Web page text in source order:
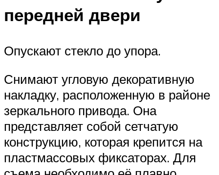
передней двери
Опускают стекло до упора.
Снимают угловую декоративную
накладку, расположенную в районе
зеркального привода. Она
представляет собой сетчатую
конструкцию, которая крепится на
пластмассовых фиксаторах. Для